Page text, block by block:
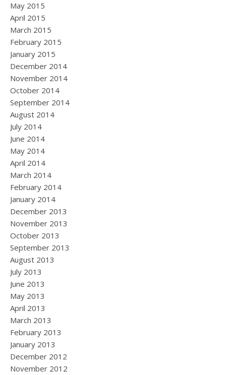
May 2015
April 2015
March 2015
February 2015
January 2015
December 2014
November 2014
October 2014
September 2014
August 2014
July 2014
June 2014
May 2014
April 2014
March 2014
February 2014
January 2014
December 2013
November 2013
October 2013
September 2013
August 2013
July 2013
June 2013
May 2013
April 2013
March 2013
February 2013
January 2013
December 2012
November 2012